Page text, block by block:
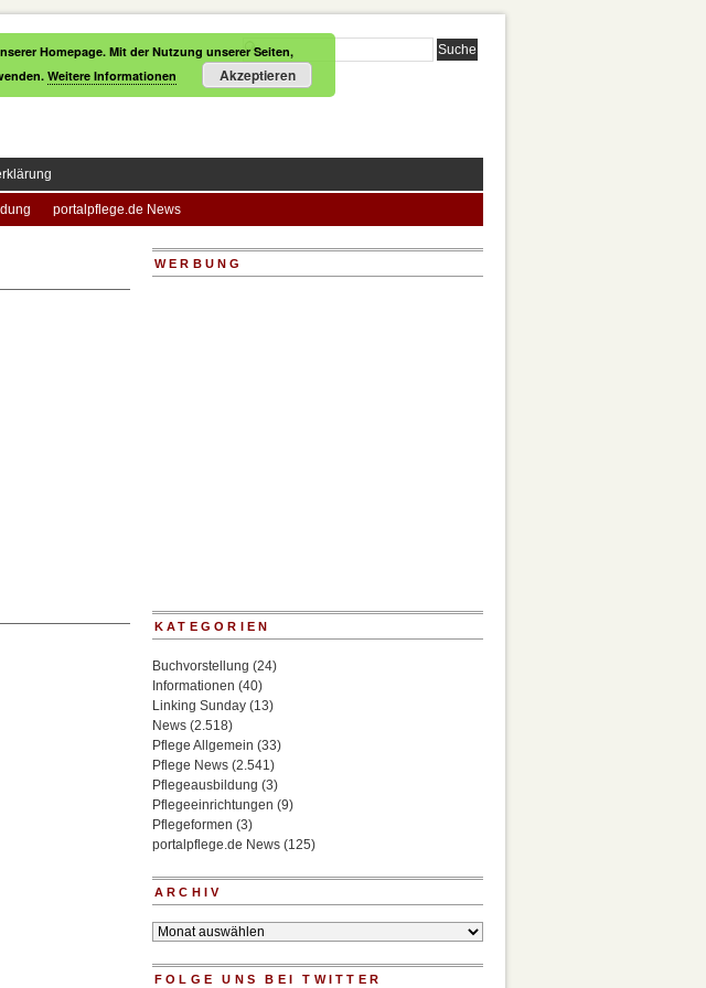
portalpflege.de News
WERBUNG
KATEGORIEN
Buchvorstellung (24)
Informationen (40)
Linking Sunday (13)
News (2.518)
Pflege Allgemein (33)
Pflege News (2.541)
Pflegeausbildung (3)
Pflegeeinrichtungen (9)
Pflegeformen (3)
portalpflege.de News (125)
ARCHIV
Archiv
FOLGE UNS BEI TWITTER
Homepage. Mit der Nutzung unserer Seiten,
Weitere Informationen Akzeptieren